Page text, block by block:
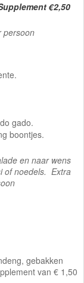
€2,50
persoon
gado.
boontjes.
en naar wens
of noedels. Extra
gebakken
van € 1,50